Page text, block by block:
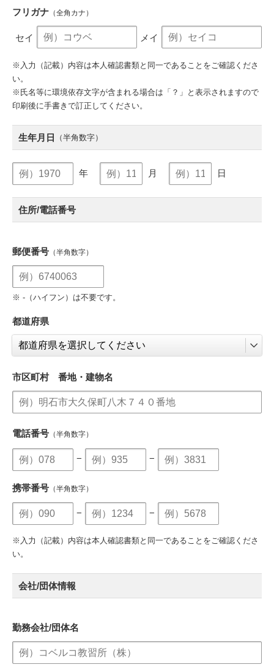
フリガナ （全角カナ）
セイ メイ
※入力（記載）内容は本人確認書類と同一であることをご確認くださ
い。
※氏名等に環境依存文字が含まれる場合は「？」と表示されますので
印刷後に手書きで訂正してください。
生年月日 （半角数字）
年 月 日
住所/電話番号
郵便番号 （半角数字）
※ -（ハイフン）は不要です。
都道府県
市区町村 番地・建物名
電話番号 （半角数字）
− −
携帯番号 （半角数字）
− −
※入力（記載）内容は本人確認書類と同一であることをご確認くださ
い。
会社/団体情報
勤務会社/団体名